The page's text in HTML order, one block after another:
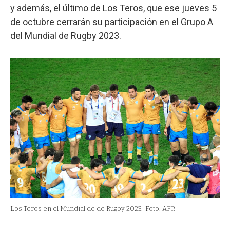
y además, el último de Los Teros, que ese jueves 5
de octubre cerrarán su participación en el Grupo A
del Mundial de Rugby 2023.
Los Teros en el Mundial de de Rugby 2023. Foto: AFP.